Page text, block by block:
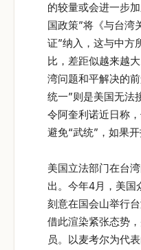
的较量或会进一步
国政策”将《与台湾
证”纳入，这与中方
比，差距似越来越
湾问题和平解决的
统一”则是美国无法
令阿奎利诺近日称
避免“武统”，如果开
美国立法部门在台
出。今年4月，美国
刻意在国会山举行
借此渲染紧张态势
员。以麦考尔为代